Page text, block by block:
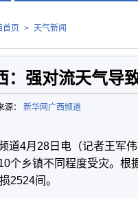
首页 > 天气新闻
：强对流天气导
： 新华网广西频道
道4月28日电（记者王军
个乡镇不同程度受灾。
2524间。